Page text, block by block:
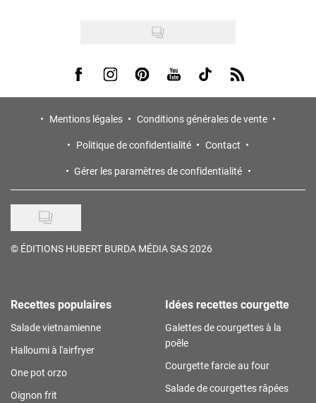
Visit us on Facebook
Visit us on Instagram
Visit us on Pinterest
Visit us on Youtube
Visit us on Tiktok
Visit us on Rss
Mentions légales
Conditions générales de vente
Politique de confidentialité
Contact
Gérer les paramètres de confidentialité
© ÉDITIONS HUBERT BURDA MÉDIA SAS 2026
Recettes populaires
Salade vietnamienne
Halloumi à l'airfryer
One pot orzo
Oignon frit
Idées recettes courgette
Galettes de courgettes à la
poêle
Courgette farcie au four
Salade de courgettes râpées